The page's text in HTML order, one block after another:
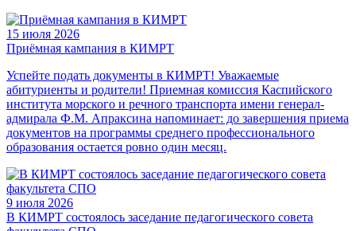
15 июля 2026
Приёмная кампания в КИМРТ
Успейте подать документы в КИМРТ! Уважаемые
абитуриенты и родители! Приемная комиссия Каспийского
института морского и речного транспорта имени генерал-
адмирала Ф.М. Апраксина напоминает: до завершения приема
документов на программы среднего профессионального
образования остается ровно один месяц.
9 июля 2026
В КИМРТ состоялось заседание педагогического совета